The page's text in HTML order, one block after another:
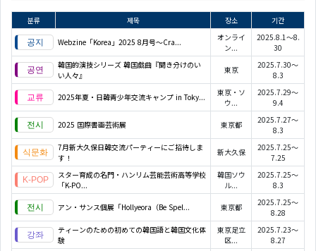
분류 제목 장소 기간
Webzine「Korea」2025 8月号～Cra...
オンライ
ン...
2025.8.1～8.
30
韓国的演技シリーズ 韓国戯曲『聞き分けのい
い人々』
東京
2025.7.30～
8.3
2025年夏・日韓青少年交流キャンプ in Toky...
東京・ソ
ウ...
2025.7.29～
9.4
2025 国際書画芸術展 東京都
2025.7.27～
8.3
7月新大久保日韓交流パーティーにご招待しま
す！
新大久保
2025.7.25～
7.25
スター育成の名門・ハンリム芸能芸術高等学校
「K‑PO...
韓国ソウ
ル...
2025.7.25～
8.3
アン・サンス個展「Hollyeora（Be Spel... 東京都
2025.7.25～
8.28
ティーンのための初めての韓国語と韓国文化体
験
東京足立
区...
2025.7.23～
8.27